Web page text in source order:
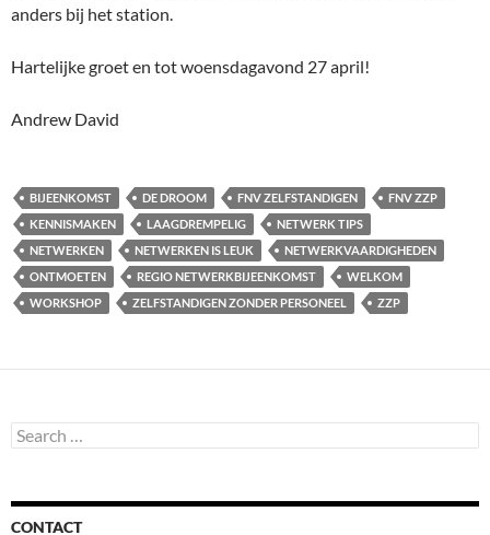
anders bij het station.
Hartelijke groet en tot woensdagavond 27 april!
Andrew David
BIJEENKOMST DE DROOM FNV ZELFSTANDIGEN
FNV ZZP
KENNISMAKEN
LAAGDREMPELIG
NETWERK TIPS
NETWERKEN
NETWERKEN IS LEUK
NETWERKVAARDIGHEDEN
ONTMOETEN
REGIO NETWERKBIJEENKOMST
WELKOM
WORKSHOP
ZELFSTANDIGEN ZONDER PERSONEEL ZZP
Search
for:
CONTACT